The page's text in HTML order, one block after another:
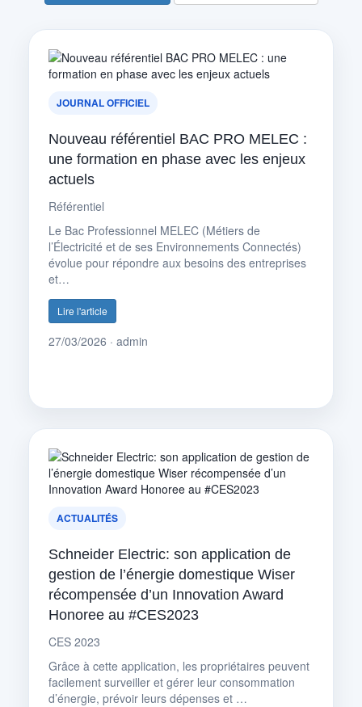
JOURNAL OFFICIEL
Nouveau référentiel BAC PRO MELEC :
une formation en phase avec les enjeux
actuels
Référentiel
Le Bac Professionnel MELEC (Métiers de
l’Électricité et de ses Environnements Connectés)
évolue pour répondre aux besoins des entreprises
et…
Lire l'article
27/03/2026 · admin
ACTUALITÉS
Schneider Electric: son application de
gestion de l’énergie domestique Wiser
récompensée d’un Innovation Award
Honoree au #CES2023
CES 2023
Grâce à cette application, les propriétaires peuvent
facilement surveiller et gérer leur consommation
d’énergie, prévoir leurs dépenses et …